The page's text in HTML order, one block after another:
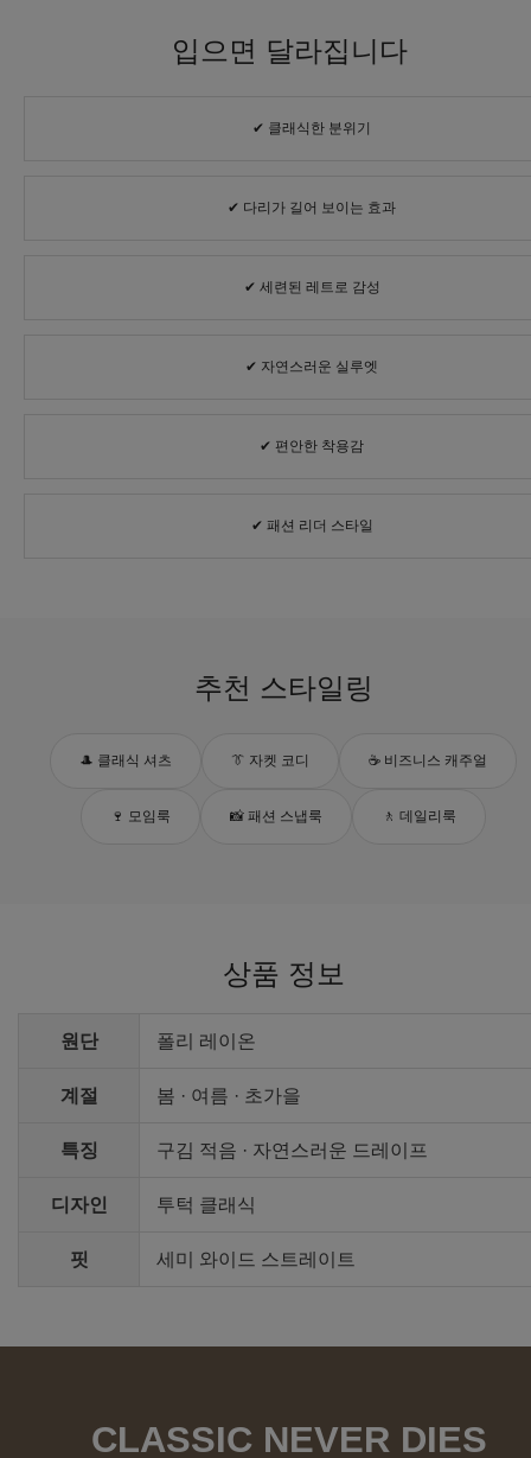
입으면 달라집니다
✔ 클래식한 분위기
✔ 다리가 길어 보이는 효과
✔ 세련된 레트로 감성
✔ 자연스러운 실루엣
✔ 편안한 착용감
✔ 패션 리더 스타일
추천 스타일링
🎩 클래식 셔츠 👔 자켓 코디 ☕ 비즈니스 캐주얼
🍷 모임룩 📸 패션 스냅룩 🚶 데일리룩
상품 정보
원단 폴리 레이온
계절 봄 · 여름 · 초가을
특징 구김 적음 · 자연스러운 드레이프
디자인 투턱 클래식
핏 세미 와이드 스트레이트
CLASSIC NEVER DIES